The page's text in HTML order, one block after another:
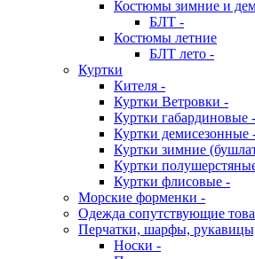
Костюмы зимние и
БЛТ -
Костюмы летние
БЛТ лето -
Куртки
Кителя -
Куртки Ветровки -
Куртки габардиновые -
Куртки демисезонные
Куртки зимние
Куртки
Куртки флисовые -
Морские форменки -
Одежда сопутствующие
Перчатки, шарфы,
Носки -